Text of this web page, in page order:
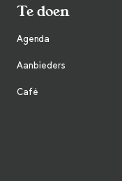
Te doen
Agenda
Aanbieders
Café